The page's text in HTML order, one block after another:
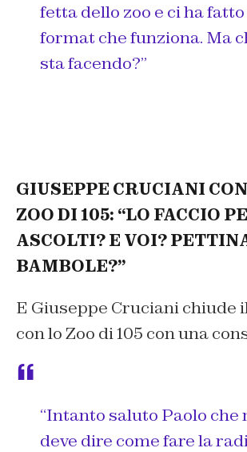
fetta dello zoo e ci ha
format che funziona. Ma
sta facendo?”
GIUSEPPE CRUCIANI
ZOO DI 105: “LO FACCIO
ASCOLTI? E VOI?
BAMBOLE?”
E Giuseppe Cruciani chiude
con lo Zoo di 105 con una
“Intanto saluto Paolo che
deve dire come fare la